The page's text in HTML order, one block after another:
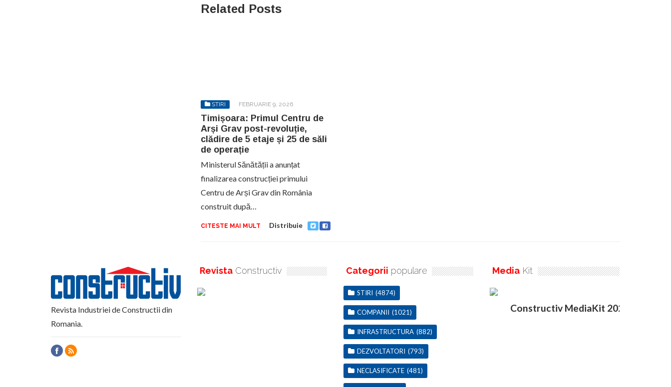
Related Posts
STIRI FEBRUARIE 9, 2026
Timișoara: Primul Centru de
Arși Grav post-revoluție,
clădire de 5 etaje și 25 de săli
de operație
Ministerul Sănătății a anunțat
finalizarea construcției primului
Centru de Arși Grav din România
construit după…
CITESTE MAI MULT Distribuie
Revista Industriei de Constructii din
Romania.
Revista Constructiv Categorii populare
STIRI (4874)
COMPANII (1021)
INFRASTRUCTURA (882)
DEZVOLTATORI (793)
NECLASIFICATE (481)
Media Kit
Constructiv MediaKit 2020